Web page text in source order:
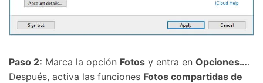
Paso 2: Marca la opción Fotos y entra en Opciones….
Después, activa las funciones Fotos compartidas de